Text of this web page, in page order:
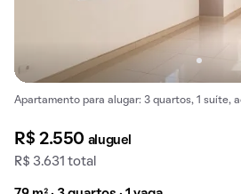
Apartamento para alugar: 3 quartos, 1 suíte,
R$ 2.550 aluguel
R$ 3.631 total